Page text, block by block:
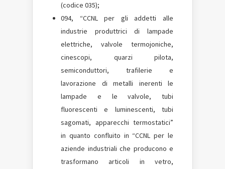
(codice 035);
094, “CCNL per gli addetti alle
industrie produttrici di lampade
elettriche, valvole termojoniche,
cinescopi, quarzi pilota,
semiconduttori, trafilerie e
lavorazione di metalli inerenti le
lampade e le valvole, tubi
fluorescenti e luminescenti, tubi
sagomati, apparecchi termostatici”
in quanto confluito in “CCNL per le
aziende industriali che producono e
trasformano articoli in vetro,